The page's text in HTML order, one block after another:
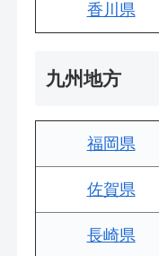
香川県
九州地方
福岡県
佐賀県
長崎県